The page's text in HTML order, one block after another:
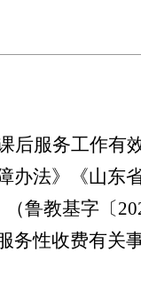
后服务工作有
办法》 《山东
（鲁教基字〔
务性收费有关